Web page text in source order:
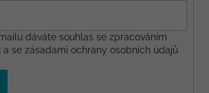
dáváte souhlas se zpracováním
a se zásadami ochrany osobních údajů